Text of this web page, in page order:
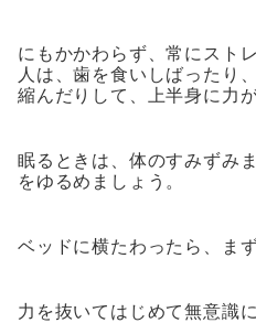
にもかかわらず、常にスト
人は、歯を食いしばったり
縮んだりして、上半身に力
眠るときは、体のすみずみ
をゆるめましょう。
ベッドに横たわったら、ま
力を抜いてはじめて無意識